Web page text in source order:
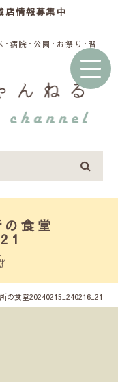
店情報募集中
病院･公園･お祭り･習
食堂
の食堂20240215_240216_21